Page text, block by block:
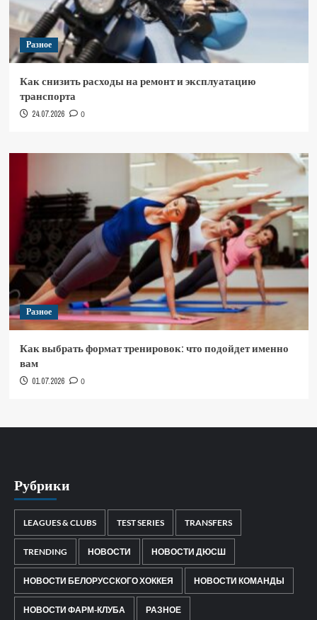
Разное
Как снизить расходы на ремонт и эксплуатацию
транспорта
24.07.2026 0
Разное
Как выбрать формат тренировок: что подойдет именно
вам
01.07.2026 0
Рубрики
LEAGUES & CLUBS TEST SERIES TRANSFERS
TRENDING НОВОСТИ НОВОСТИ ДЮСШ
НОВОСТИ БЕЛОРУССКОГО ХОККЕЯ НОВОСТИ КОМАНДЫ
НОВОСТИ ФАРМ-КЛУБА РАЗНОЕ